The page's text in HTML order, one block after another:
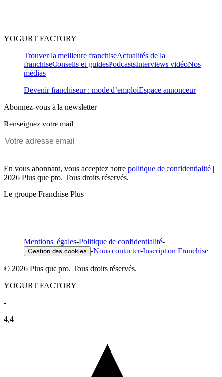
YOGURT FACTORY
Trouver la meilleure franchiseActualités de la
franchiseConseils et guidesPodcastsInterviews vidéoNos
médias
Devenir franchiseur : mode d’emploiEspace annonceur
Abonnez-vous à la newsletter
Renseignez votre mail
En vous abonnant, vous acceptez notre politique de confidentialité |
2026 Plus que pro. Tous droits réservés.
Le groupe Franchise Plus
Mentions légales-Politique de confidentialité-
Gestion des cookies -Nous contacter-Inscription Franchise
© 2026 Plus que pro. Tous droits réservés.
YOGURT FACTORY
-
4,4